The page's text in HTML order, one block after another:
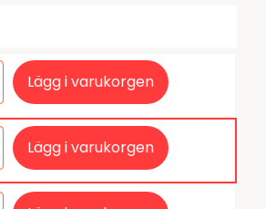
Lägg i varukorgen
Lägg i varukorgen